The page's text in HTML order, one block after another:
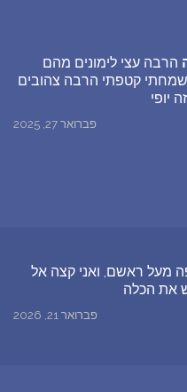
הרבה עצי לימונים מהם
שמחתי קטפתי הרבה צהובים
יופי
פברואר 27, 2025
מעל ראשם, ואני קצה אל
את הכלה
פברואר 21, 2026